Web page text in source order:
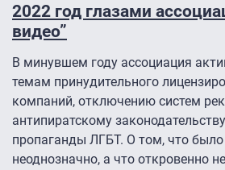
2022 год глазами
видео”
В минувшем году ассоциация
темам принудительного
компаний, отключению систем
антипиратскому
пропаганды ЛГБТ. О том, что было
неоднозначно, а что откровенно